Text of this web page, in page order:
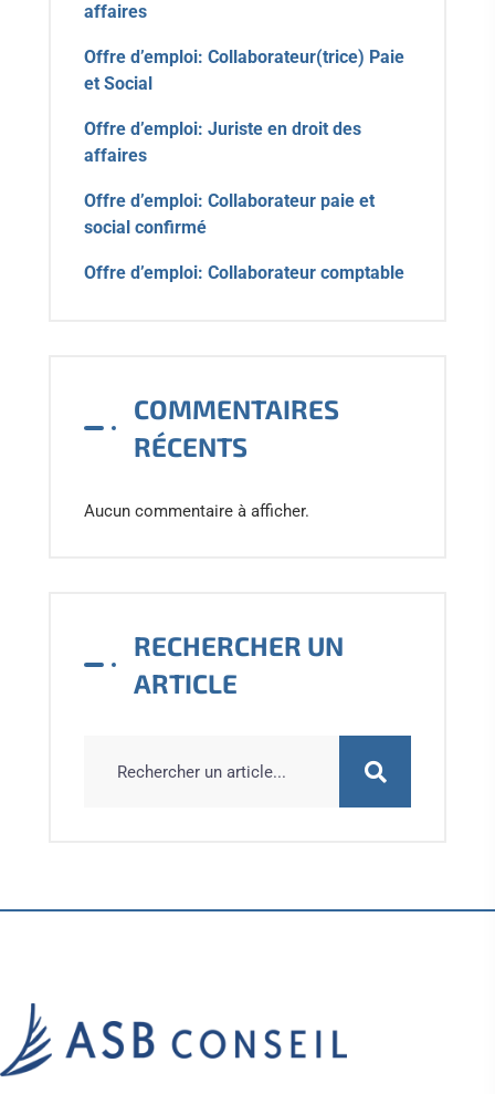
affaires
Offre d’emploi: Collaborateur(trice) Paie
et Social
Offre d’emploi: Juriste en droit des
affaires
Offre d’emploi: Collaborateur paie et
social confirmé
Offre d’emploi: Collaborateur comptable
COMMENTAIRES
RÉCENTS
Aucun commentaire à afficher.
RECHERCHER UN
ARTICLE